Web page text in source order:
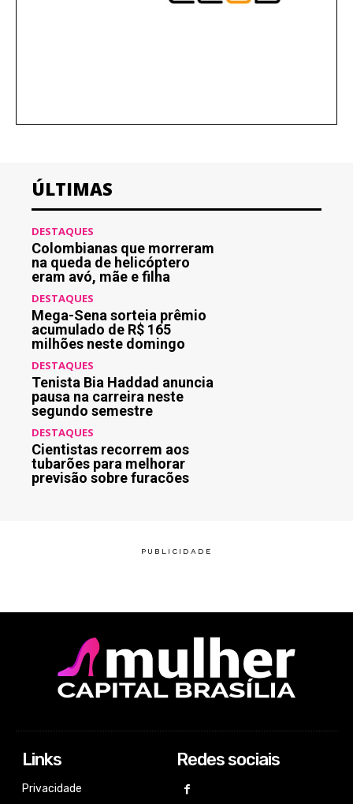
ÚLTIMAS
DESTAQUES
Colombianas que morreram
na queda de helicóptero
eram avó, mãe e filha
DESTAQUES
Mega-Sena sorteia prêmio
acumulado de R$ 165
milhões neste domingo
DESTAQUES
Tenista Bia Haddad anuncia
pausa na carreira neste
segundo semestre
DESTAQUES
Cientistas recorrem aos
tubarões para melhorar
previsão sobre furacões
Links
Privacidade
Redes sociais